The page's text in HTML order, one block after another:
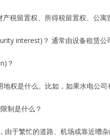
税留置权、所得税留置权、公寓
interest)？ 通常由设备租赁公
？
权是什么。比如，如果水电公司
制是什么？
由于繁忙的道路、机场或靠近嘈